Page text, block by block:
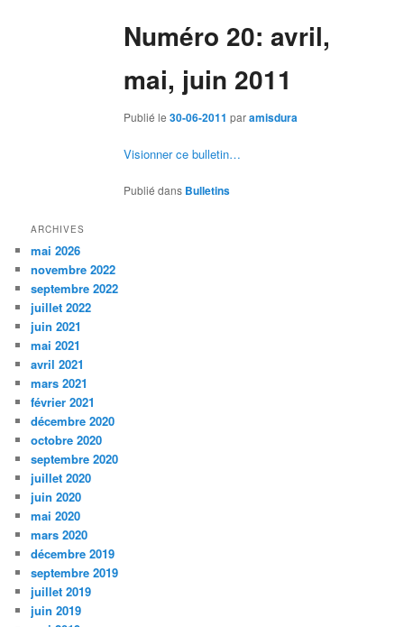
Numéro 20: avril,
mai, juin 2011
Publié le 30-06-2011 paramisdura
Visionner ce bulletin…
Publié dans Bulletins
ARCHIVES
mai 2026
novembre 2022
septembre 2022
juillet 2022
juin 2021
mai 2021
avril 2021
mars 2021
février 2021
décembre 2020
octobre 2020
septembre 2020
juillet 2020
juin 2020
mai 2020
mars 2020
décembre 2019
septembre 2019
juillet 2019
juin 2019